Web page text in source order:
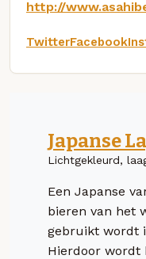
http://
TwitterFacebook
Japanse
Lichtgekleurd,
Een Japanse
bieren van het
gebruikt wordt
Hierdoor wordt